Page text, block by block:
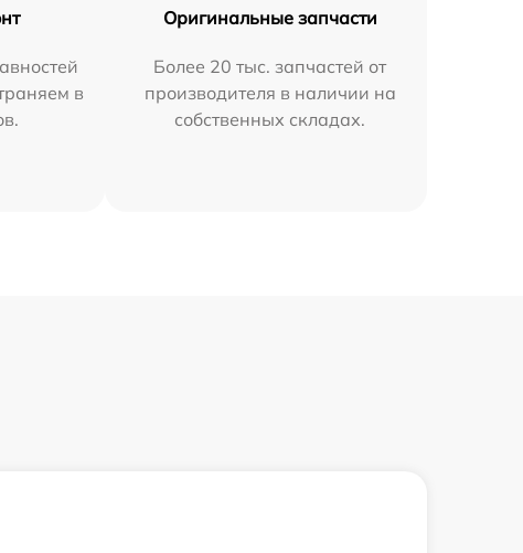
в
Оригинальные запчасти
Более 20 тыс. запчастей от
производителя в наличии на
собственных складах.